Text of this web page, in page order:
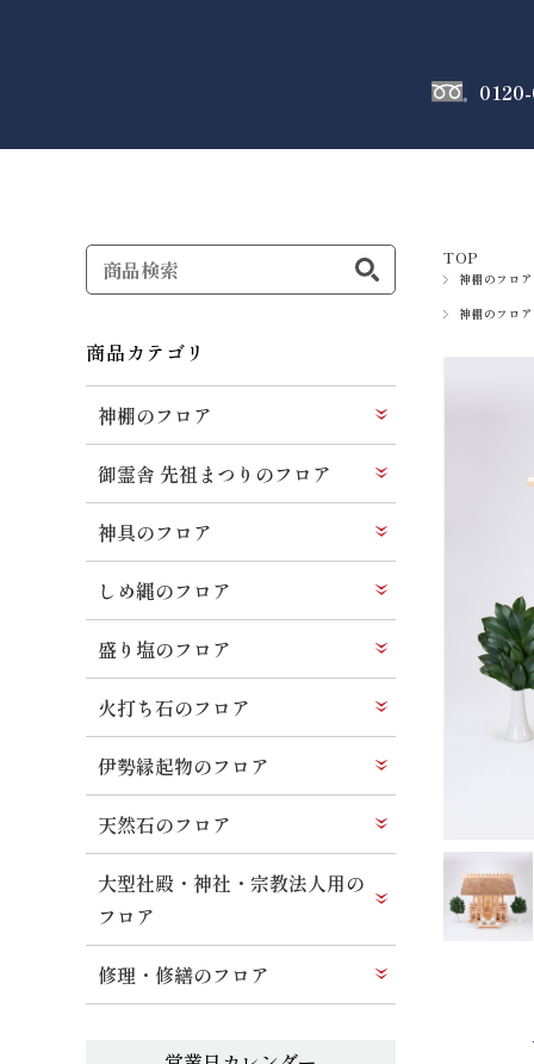
TOP
神棚のフロア
神棚のフロア
商品カテゴリ
神棚のフロア
御霊舎 先祖まつりのフロア
神具のフロア
しめ縄のフロア
盛り塩のフロア
火打ち石のフロア
伊勢縁起物のフロア
天然石のフロア
大型社殿・神社・宗教法人用の
フロア
修理・修繕のフロア